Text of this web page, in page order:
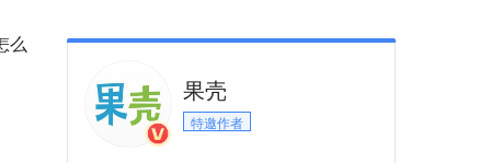
么
果壳
特邀作者